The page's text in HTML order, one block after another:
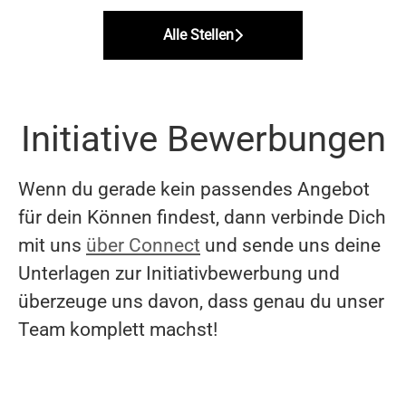
Alle Stellen
Initiative Bewerbungen
Wenn du gerade kein passendes Angebot
für dein Können findest, dann verbinde Dich
mit uns über Connect und sende uns deine
Unterlagen zur Initiativbewerbung und
überzeuge uns davon, dass genau du unser
Team komplett machst!